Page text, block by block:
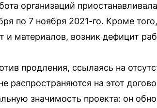
организаций
по 7 ноября 2021-го. Кроме
и материалов, возник дефицит
продления, ссылаясь на
распространяются на этот
значимость проекта: он